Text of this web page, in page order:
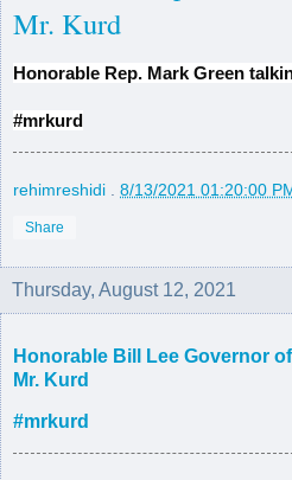
Mr. Kurd
Honorable Rep. Mark Green
#mrkurd
rehimreshidi 8/13/2021 01:20:00
Share
Thursday, August 12, 2021
Honorable Bill Lee Governor
Mr. Kurd
#mrkurd